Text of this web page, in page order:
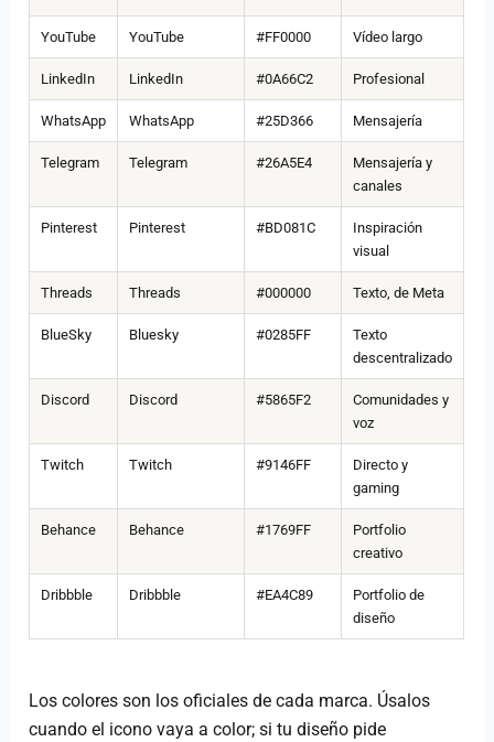
YouTube YouTube #FF0000 Vídeo largo
LinkedIn LinkedIn #0A66C2 Profesional
WhatsApp WhatsApp #25D366 Mensajería
Telegram Telegram #26A5E4
Mensajería y
canales
Pinterest Pinterest #BD081C
Inspiración
visual
Threads Threads #000000 Texto, de Meta
BlueSky Bluesky #0285FF
Texto
descentralizado
Discord Discord #5865F2
Comunidades y
voz
Twitch Twitch #9146FF
Directo y
gaming
Behance Behance #1769FF
Portfolio
creativo
Dribbble Dribbble #EA4C89
Portfolio de
diseño
Los colores son los oficiales de cada marca. Úsalos
cuando el icono vaya a color; si tu diseño pide